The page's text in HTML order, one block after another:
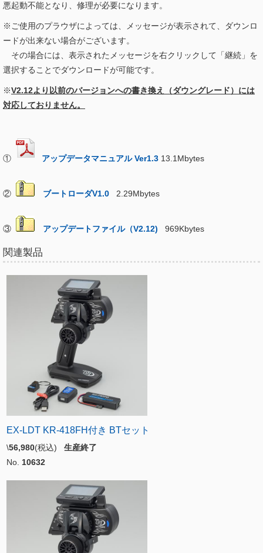
悪起動不能となり、修理が必要になります。
※ご使用のプラウザによっては、メッセージが表示されて、ダウンロ
ードが出来ない場合がございます。
その場合には、表示されたメッセージを右クリックして「継続」を
選択することでダウンロードが可能です。
※V2.12より以前のバージョンへの書き換え（ダウングレード）には
対応しておりません。
① アップデータマニュアル Ver1.3 13.1Mbytes
② ブートローダV1.0 2.29Mbytes
③ アップデートファイル（V2.12) 969Kbytes
関連製品
EX-LDT KR-418FH付き BTセット
\56,980(税込) 生産終了
No. 10632